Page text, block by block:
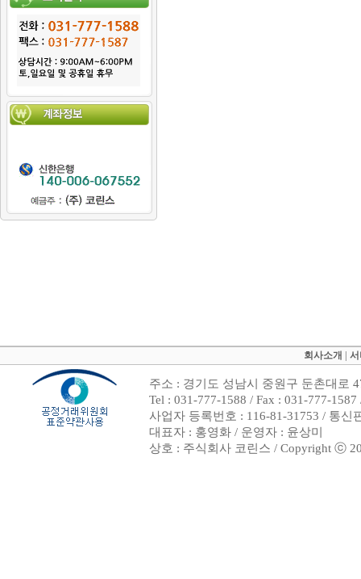
회사소개
주소 : 경기도 성남시 중원구 둔촌대로
Tel : 031-777-1588 / Fax : 031-777-
사업자 등록번호 : 116-81-31753 / 통신
대표자 : 홍영화 / 운영자 : 윤상미
상호 : 주식회사 코린스 / Copyright ⓒ